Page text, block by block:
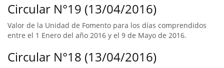
Circular N°19 (13/04/2016)
Valor de la Unidad de Fomento para los días comprendidos
entre el 1 Enero del año 2016 y el 9 de Mayo de 2016.
Circular N°18 (13/04/2016)